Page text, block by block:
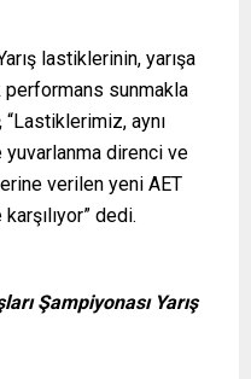
lastiklerinin, yarışa
performans sunmakla
, “Lastiklerimiz, aynı
direnci ve
verilen yeni AET
dedi.
Şampiyonası Yarış